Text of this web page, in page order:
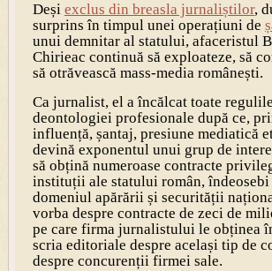
Deși exclus din breasla jurnaliștilor,
surprins în timpul unei operațiuni de
unui demnitar al statului, afaceristul
Chirieac continuă să exploateze, să
să otrăvească mass-media românești.
Ca jurnalist, el a încălcat toate regulile
deontologiei profesionale după ce,
influență, șantaj, presiune mediatică
devină exponentul unui grup de
să obțină numeroase contracte
instituții ale statului român,
domeniul apărării și securității
vorba despre contracte de zeci de
pe care firma jurnalistului le obținea
scria editoriale despre același tip de
despre concurenții firmei sale.